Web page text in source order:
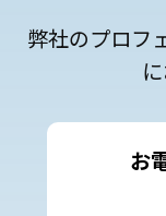
弊社のプロフ
お